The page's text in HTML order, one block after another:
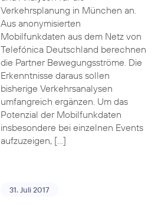
Verkehrsplanung in München an.
Aus anonymisierten
Mobilfunkdaten aus dem Netz von
Telefónica Deutschland berechnen
die Partner Bewegungsströme. Die
Erkenntnisse daraus sollen
bisherige Verkehrsanalysen
umfangreich ergänzen. Um das
Potenzial der Mobilfunkdaten
insbesondere bei einzelnen Events
aufzuzeigen, […]
31. Juli 2017